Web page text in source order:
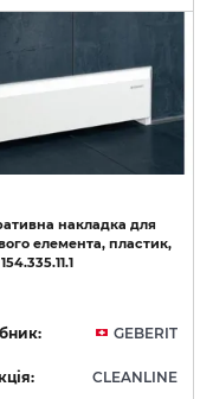
накладка для
елемента, пластик,
154.335.11.1
GEBERIT
CLEANLINE